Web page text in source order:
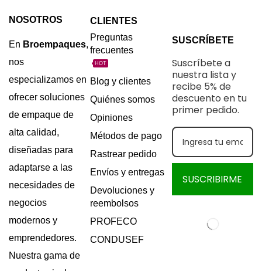
NOSOTROS
En Broempaques,
nos
especializamos en
ofrecer soluciones
de empaque de
alta calidad,
diseñadas para
adaptarse a las
necesidades de
negocios
modernos y
emprendedores.
Nuestra gama de
CLIENTES
Preguntas
frecuentes
HOT
Blog y clientes
Quiénes somos
Opiniones
Métodos de pago
Rastrear pedido
Envíos y entregas
Devoluciones y
reembolsos
PROFECO
CONDUSEF
SUSCRÍBETE
Suscríbete a
nuestra lista y
recibe 5% de
descuento en tu
primer pedido.
SUSCRIBIRME